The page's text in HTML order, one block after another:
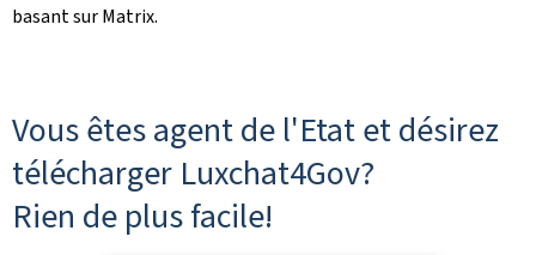
basant sur Matrix.
Vous êtes agent de l'Etat et désirez
télécharger Luxchat4Gov?
Rien de plus facile!